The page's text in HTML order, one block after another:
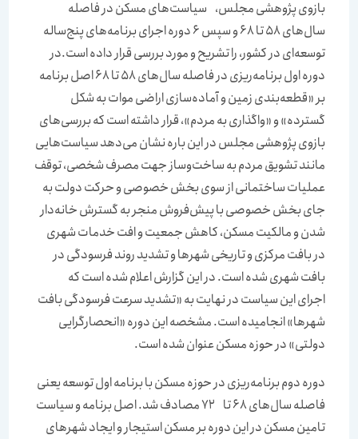
بازوی پژوهشی مجلس، سیاست‌‌‌های مسکن در فاصله
سال‌‌‌های 58 تا 68 و سپس 6 دوره اجرای برنامه‌‌‌های پنج‌‌‌ساله
توسعه‌‌‌ای در کشور، را تشریح و مورد بررسی قرار داده است.در
دوره اول برنامه‌‌‌ریزی در فاصله سال‌‌‌های 58 تا 68 اصل برنامه
بر «قطعه‌‌‌بندی زمین‌‌‌ و آماده‌‌‌سازی اراضی موات به شکل
گسترده» و «واگذاری به مردم»، قرار داشته است که بررسی‌‌‌های
بازوی پژوهشی مجلس در این باره نشان می‌‌‌دهد سیاست‌‌‌هایی
مانند تشویق مردم به ساخت‌وساز جهت مصرف شخصی، توقف
عملیات ساختمانی از سوی بخش خصوصی و حرکت دولت به
جای بخش خصوصی با پیش‌‌‌فروش منجر به گسترش خانه‌‌‌دار
شدن و مالکیت مسکن، کاهش جمعیت و افت خدمات شهری
در بافت مرکزی و تاریخی شهرها و تشدید روند فرسودگی در
بافت شهری شده است. در این گزارش اعلام شده است که
اجرای این سیاست در نهایت به «تشدید سرعت فرسودگی بافت
شهرها» انجامیده است. مشخصه این دوره «انحصارگرایی
دولتی» در حوزه مسکن عنوان شده است.
دوره دوم برنامه‌‌‌ریزی در حوزه مسکن با برنامه اول توسعه یعنی
فاصله سال‌‌‌های 68 تا 72 مصادف شد. اصل برنامه و سیاست
تامین مسکن در این دوره بر مسکن استیجار و ایجاد شهرهای